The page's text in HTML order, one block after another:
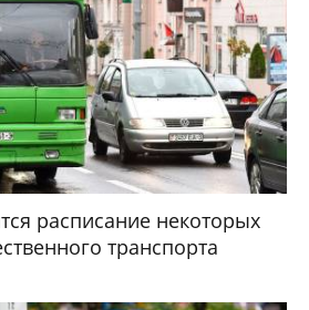
расписание некоторых
транспорта